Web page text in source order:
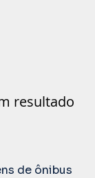
resultado
de ônibus